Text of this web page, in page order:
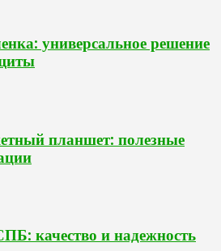
универсальное решение
планшет: полезные
качество и надежность